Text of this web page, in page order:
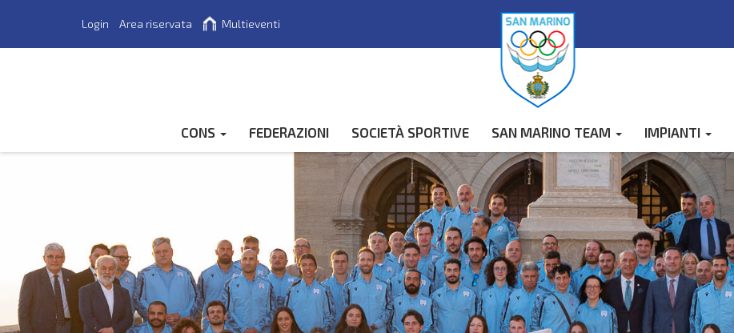
Login Area riservata Multieventi
CONS FEDERAZIONI SOCIETÀ SPORTIVE SAN MARINO TEAM IMPIANTI